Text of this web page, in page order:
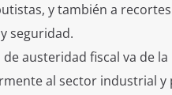
y también a
seguridad.
austeridad fiscal va de la
al sector industrial